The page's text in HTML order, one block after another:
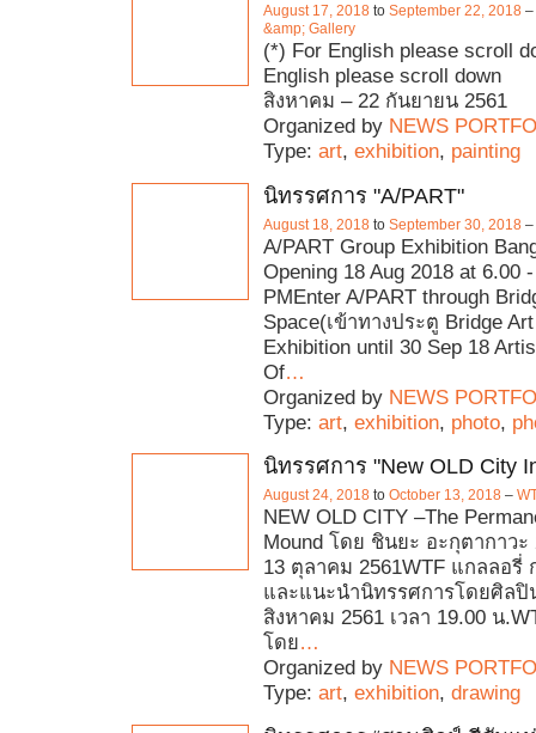
August 17, 2018 to September 22, 2018 –
&amp; Gallery
(*) For English please scroll
English please scroll
สิงหาคม – 22 กันยายน
Organized by NEWS
Type: art, exhibition, painting
นิทรรศการ "A/PART"
August 18, 2018 to September 30, 2018 –
A/PART Group Exhibition
Opening 18 Aug 2018 at 6.00
PMEnter A/PART through
Space(เข้าทางประตู Bridge
Exhibition until 30 Sep 18
Of…
Organized by NEWS
Type: art, exhibition, photo,
นิทรรศการ "New OLD City
August 24, 2018 to October 13, 2018 –
NEW OLD CITY –The
Mound โดย ชินยะ อะกุตากาว
13 ตุลาคม 2561WTF แกลลอรี่
และแนะนำนิทรรศการโดยศิลปิ
สิงหาคม 2561 เวลา 19.00 น
โดย…
Organized by NEWS
Type: art, exhibition, drawing